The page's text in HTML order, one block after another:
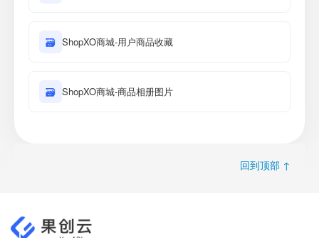
🗃 ShopXO商城-用户商品收藏
🗃 ShopXO商城-商品相册图片
回到顶部 ↑